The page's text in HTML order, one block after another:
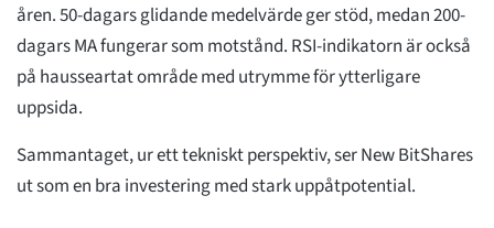
åren. 50-dagars glidande medelvärde ger stöd, medan 200-
dagars MA fungerar som motstånd. RSI-indikatorn är också
på hausseartat område med utrymme för ytterligare
uppsida.
Sammantaget, ur ett tekniskt perspektiv, ser New BitShares
ut som en bra investering med stark uppåtpotential.